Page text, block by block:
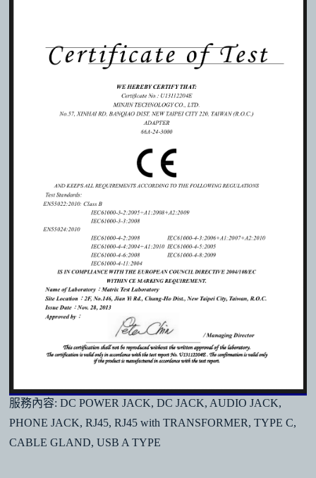
服務內容: DC POWER JACK, DC JACK, AUDIO JACK,
PHONE JACK, RJ45, RJ45 with TRANSFORMER, TYPE C,
CABLE GLAND, USB A TYPE